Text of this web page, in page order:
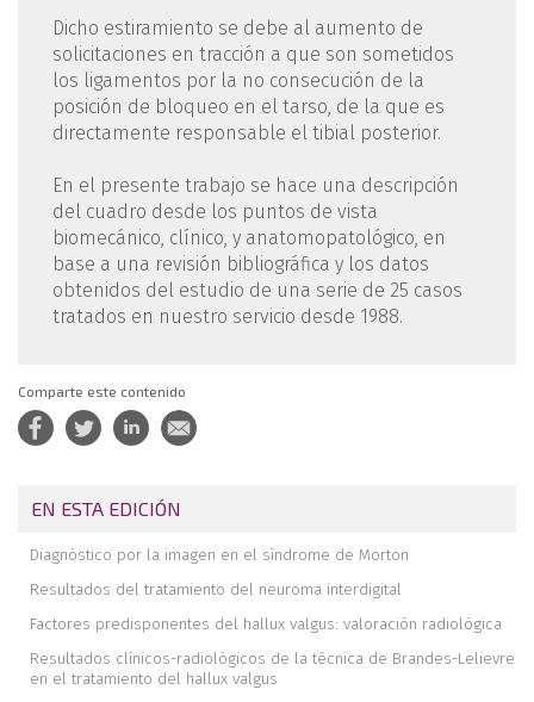
Dicho estiramiento se debe al aumento de
solicitaciones en tracción a que son sometidos
los ligamentos por la no consecución de la
posición de bloqueo en el tarso, de la que es
directamente responsable el tibial posterior.
En el presente trabajo se hace una descripción
del cuadro desde los puntos de vista
biomecánico, clínico, y anatomopatológico, en
base a una revisión bibliográfica y los datos
obtenidos del estudio de una serie de 25 casos
tratados en nuestro servicio desde 1988.
Comparte este contenido
EN ESTA EDICIÓN
Diagnóstico por la imagen en el síndrome de Morton
Resultados del tratamiento del neuroma interdigital
Factores predisponentes del hallux valgus: valoración radiológica
Resultados clínicos-radiológicos de la técnica de Brandes-Lelievre
en el tratamiento del hallux valgus